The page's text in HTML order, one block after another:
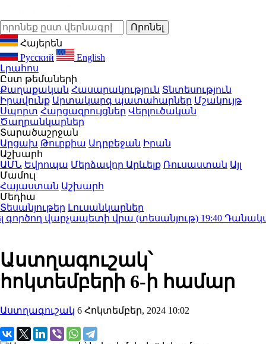
Հայերեն
Русский
English
Լրահոս
Ըստ թեմաների
Քաղաքական Հասարակություն Տնտեսություն
Իրավունք Արտակարգ պատահարներ Մշակույթ
Սպորտ Հարցազրույցներ Վերլուծական
Ծաղրանկարներ
Տարածաշրջան
Արցախ Թուրքիա Ադրբեջան Իրան
Աշխարհ
ԱՄՆ Եվրոպա Մերձավոր Արևելք Ռուսաստան Այլ
Մամուլ
Հայաստան Աշխարհ
Մեդիա
Տեսանյութեր Լուսանկարներ
վարչապետի վրա (տեսանյութ)19:40
Աստղագուշակ՝
հոկտեմբերի 6-ի համար
Աստղագուշակ 6 Հոկտեմբեր, 2024 10:02